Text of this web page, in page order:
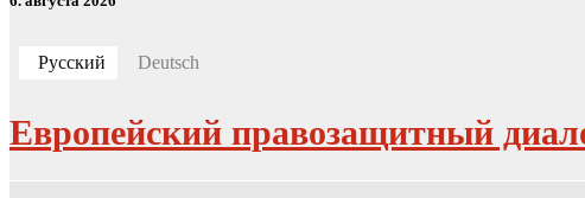
Русский Deutsch
Европейский правозащитный